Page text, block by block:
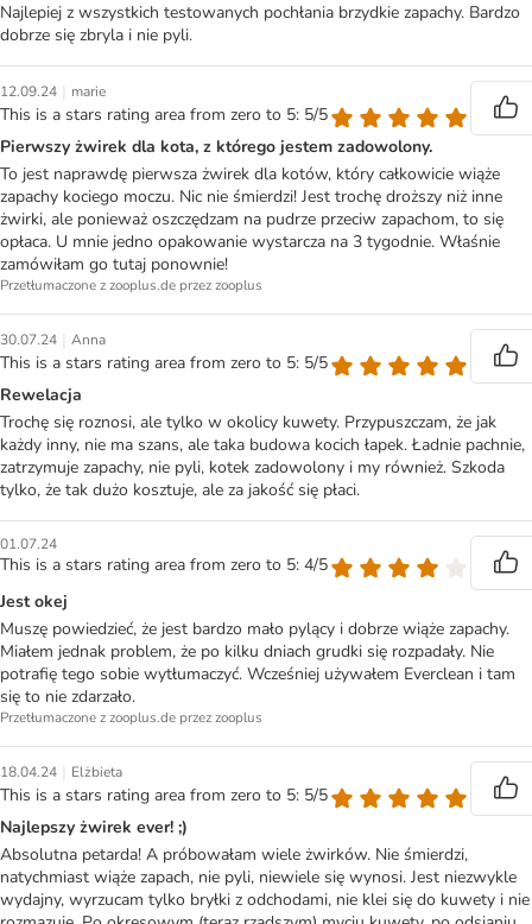
Najlepiej z wszystkich testowanych pochłania brzydkie zapachy. Bardzo
dobrze się zbryla i nie pyli.
12.09.24 | marie
This is a stars rating area from zero to 5: 5/5
Pierwszy żwirek dla kota, z którego jestem zadowolony.
To jest naprawdę pierwsza żwirek dla kotów, który całkowicie wiąże
zapachy kociego moczu. Nic nie śmierdzi! Jest trochę droższy niż inne
żwirki, ale ponieważ oszczędzam na pudrze przeciw zapachom, to się
opłaca. U mnie jedno opakowanie wystarcza na 3 tygodnie. Właśnie
zamówiłam go tutaj ponownie!
Przetłumaczone z zooplus.de przez zooplus
30.07.24 | Anna
This is a stars rating area from zero to 5: 5/5
Rewelacja
Trochę się roznosi, ale tylko w okolicy kuwety. Przypuszczam, że jak
każdy inny, nie ma szans, ale taka budowa kocich łapek. Ładnie pachnie,
zatrzymuje zapachy, nie pyli, kotek zadowolony i my również. Szkoda
tylko, że tak dużo kosztuje, ale za jakość się płaci.
01.07.24
This is a stars rating area from zero to 5: 4/5
Jest okej
Muszę powiedzieć, że jest bardzo mało pylący i dobrze wiąże zapachy.
Miałem jednak problem, że po kilku dniach grudki się rozpadały. Nie
potrafię tego sobie wytłumaczyć. Wcześniej używałem Everclean i tam
się to nie zdarzało.
Przetłumaczone z zooplus.de przez zooplus
18.04.24 | Elżbieta
This is a stars rating area from zero to 5: 5/5
Najlepszy żwirek ever! ;)
Absolutna petarda! A próbowałam wiele żwirków. Nie śmierdzi,
natychmiast wiąże zapach, nie pyli, niewiele się wynosi. Jest niezwykle
wydajny, wyrzucam tylko bryłki z odchodami, nie klei się do kuwety i nie